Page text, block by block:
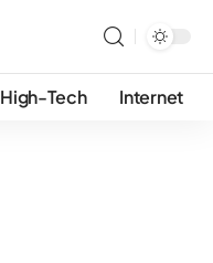
High-Tech Internet